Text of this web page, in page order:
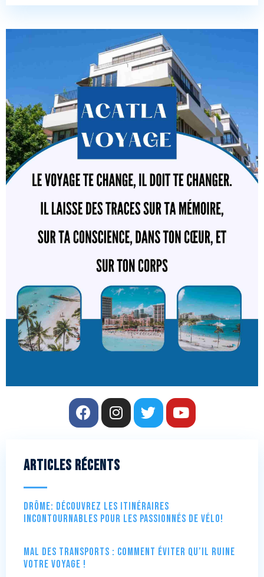
Articles récents
Drôme: Découvrez les itinéraires
incontournables pour les passionnés de vélo!
Mal des transports : comment éviter qu’il ruine
votre voyage !